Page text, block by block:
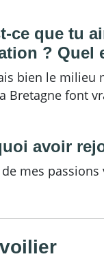
ce que tu
? Quel
bien le milieu
Bretagne font
avoir
de mes